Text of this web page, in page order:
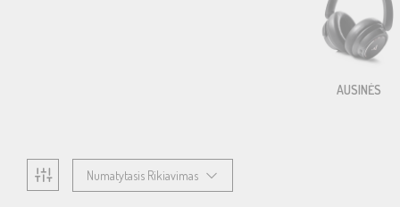
AUSINĖS
Numatytasis Rikiavimas